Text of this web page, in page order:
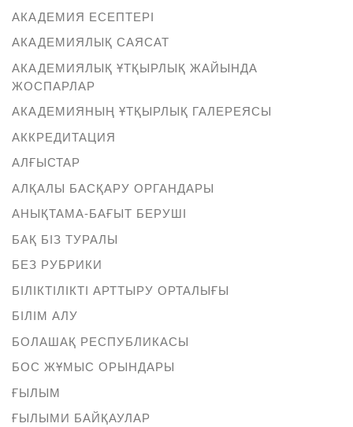
АКАДЕМИЯ ЕСЕПТЕРІ
АКАДЕМИЯЛЫҚ САЯСАТ
АКАДЕМИЯЛЫҚ ҰТҚЫРЛЫҚ ЖАЙЫНДА
ЖОСПАРЛАР
АКАДЕМИЯНЫҢ ҰТҚЫРЛЫҚ ГАЛЕРЕЯСЫ
АККРЕДИТАЦИЯ
АЛҒЫСТАР
АЛҚАЛЫ БАСҚАРУ ОРГАНДАРЫ
АНЫҚТАМА-БАҒЫТ БЕРУШІ
БАҚ БІЗ ТУРАЛЫ
БЕЗ РУБРИКИ
БІЛІКТІЛІКТІ АРТТЫРУ ОРТАЛЫҒЫ
БІЛІМ АЛУ
БОЛАШАҚ РЕСПУБЛИКАСЫ
БОС ЖҰМЫС ОРЫНДАРЫ
ҒЫЛЫМ
ҒЫЛЫМИ БАЙҚАУЛАР